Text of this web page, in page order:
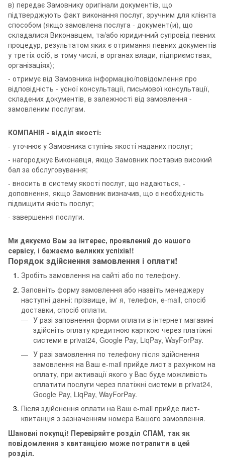
в) передає Замовнику оригінали документів, що
підтверджують факт виконання послуг, зручним для клієнта
способом (якщо замовлена послуга - документ(и), що
складалися Виконавцем, та/або юридичний супровід певних
процедур, результатом яких є отримання певних документів
у третіх осіб, в тому числі, в органах влади, підприємствах,
організаціях);
- отримує від Замовника інформацію/повідомлення про
відповідність - усної консультації, письмової консультації,
складених документів, в залежності від замовлення -
замовленим послугам.
КОМПАНІЯ - відділ якості:
- уточнює у Замовника ступінь якості наданих послуг;
- нагороджує Виконавця, якщо Замовник поставив високий
бал за обслуговування;
- вносить в систему якості послуг, що надаються, -
доповнення, якщо Замовник визначив, що є необхідність
підвищити якість послуг;
- завершення послуги.
Ми дякуємо Вам за інтерес, проявлений до нашого
сервісу, і бажаємо великих успіхів!!
Порядок здійснення замовлення і оплати!
Зробіть замовлення на сайті або по телефону.
Заповніть форму замовлення або назвіть менеджеру
наступні данні: прізвище, ім' я, телефон, e-mail, спосіб
доставки, спосіб оплати.
У разі заповнення форми оплати в інтернет магазині
здійсніть оплату кредитною карткою через платіжні
системи в privat24, Google Pay, LiqPay, WayForPay.
У разі замовлення по телефону після здійснення
замовлення на Ваш е-mail прийде лист з рахунком на
оплату, при активації якого у Вас буде можливість
сплатити послуги через платіжні системи в privat24,
Google Pay, LiqPay, WayForPay.
Після здійснення оплати на Ваш е-mail прийде лист-
квитанція з зазначенням номера Вашого замовлення.
Шановні покупці! Перевіряйте розділ СПАМ, так як
повідомлення з квитанцією може потрапити в цей
розділ.